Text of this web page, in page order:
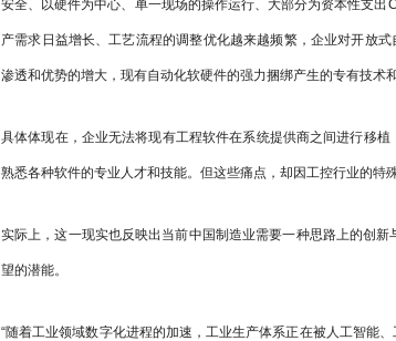
安全、以硬件为中心、单一现场的操作运行、大部分为资本性支
产需求日益增长、工艺流程的调整优化越来越频繁，企业对开放
渗透和优势的增大，现有自动化软硬件的强力捆绑产生的专有技术
具体体现在，企业无法将现有工程软件在系统提供商之间进行移
熟悉各种软件的专业人才和技能。但这些痛点，却因工控行业的特
实际上，这一现实也反映出当前中国制造业需要一种思路上的创
望的潜能。
“随着工业领域数字化进程的加速，工业生产体系正在被人工智能